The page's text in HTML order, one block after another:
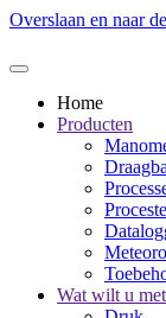
Overslaan en naar
Home
Producten
Wat wilt u